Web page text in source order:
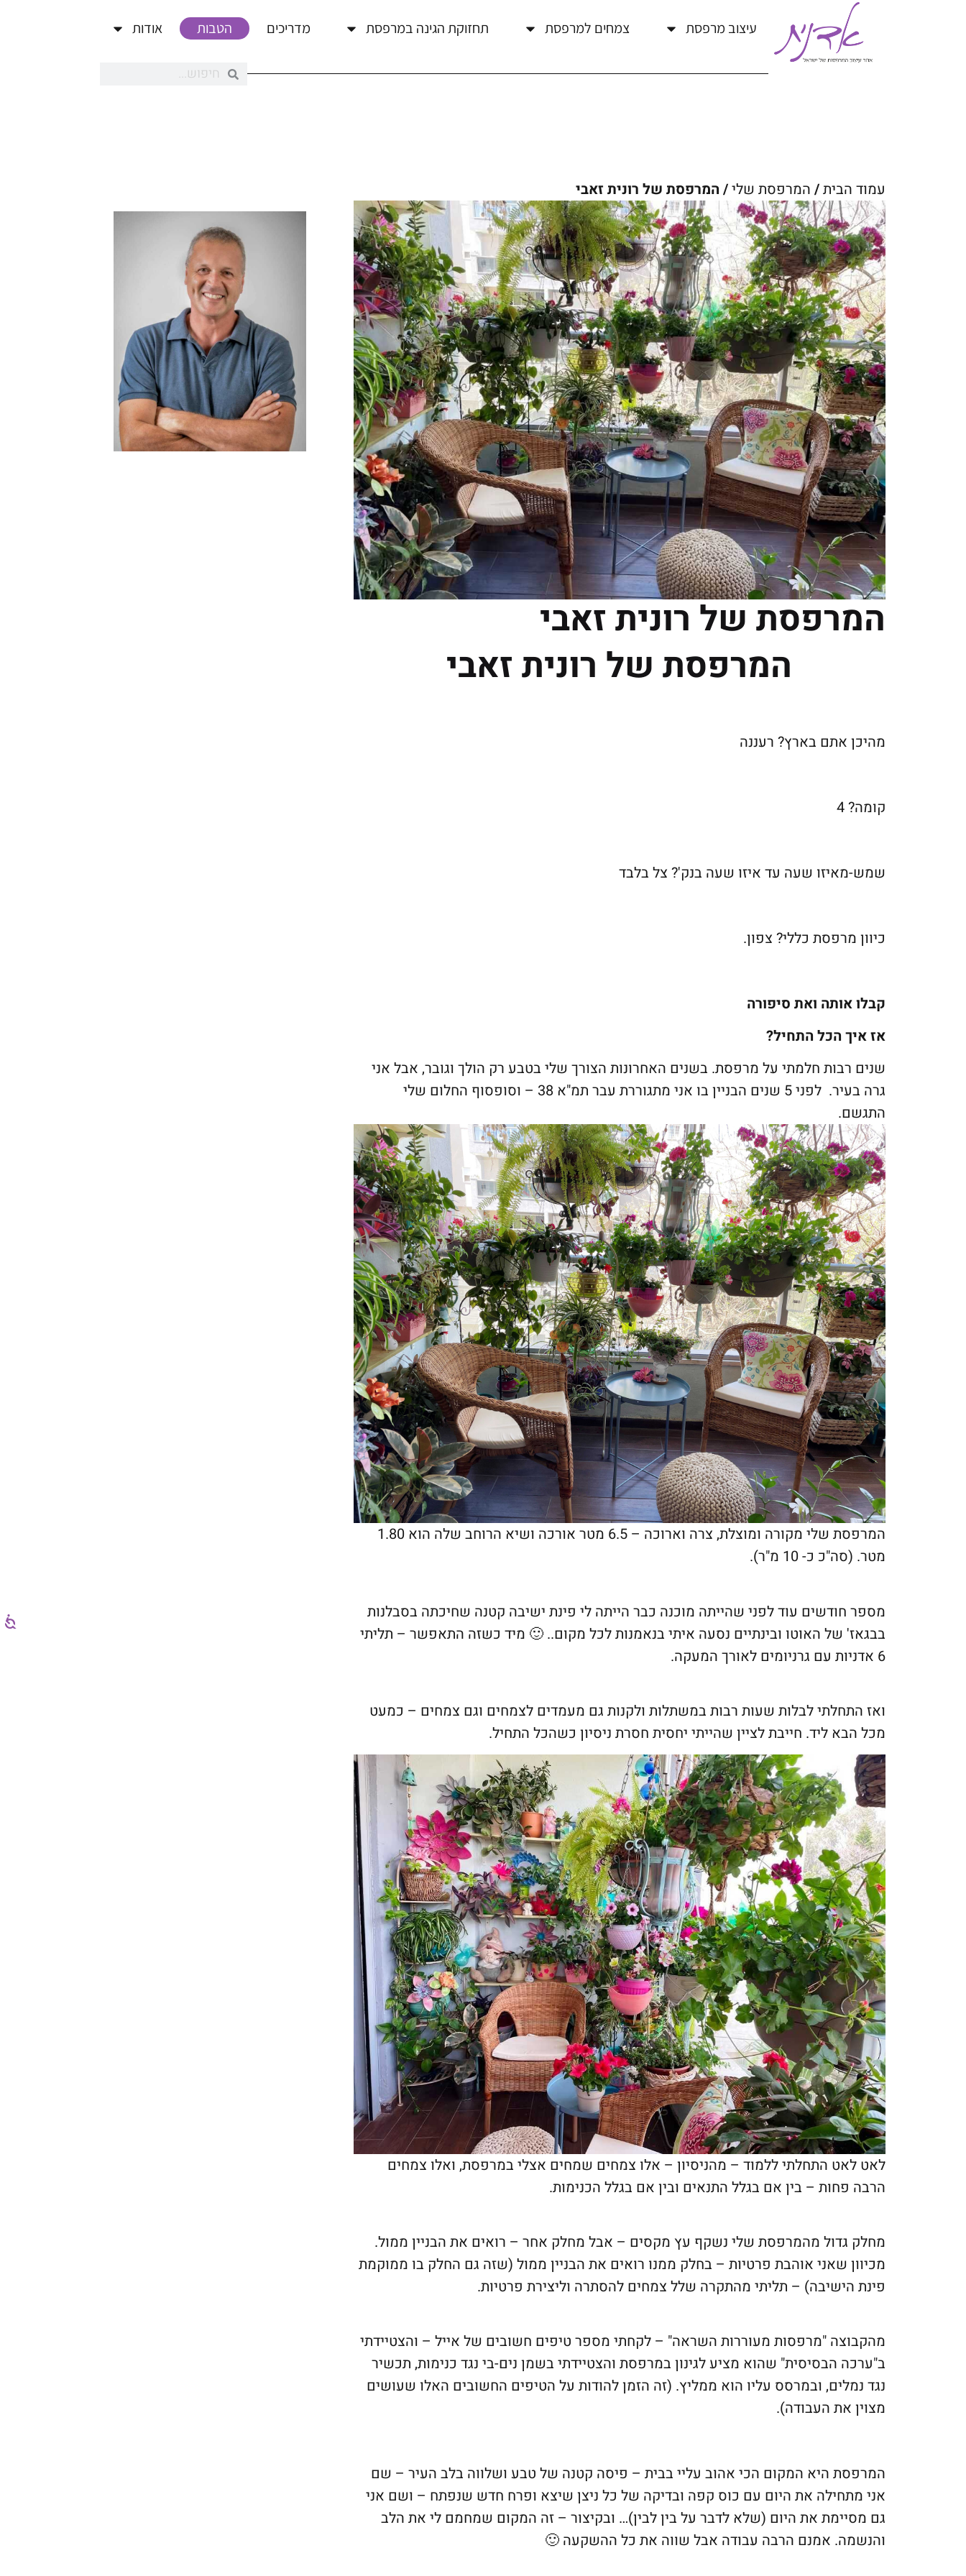
עיצוב מרפסת צמחים למרפסת תחזוקת הגינה במרפסת מדריכים הטבות אודות
עמוד הבית/ המרפסת שלי/ המרפסת של רונית זאבי
המרפסת של רונית זאבי
המרפסת של רונית זאבי
מהיכן אתם בארץ? רעננה
קומה? 4
שמש-מאיזו שעה עד איזו שעה בנק'? צל בלבד
כיוון מרפסת כללי? צפון.
קבלו אותה ואת סיפורה
אז איך הכל התחיל?
שנים רבות חלמתי על מרפסת. בשנים האחרונות הצורך שלי בטבע רק הולך וגובר, אבל אני
גרה בעיר. לפני 5 שנים הבניין בו אני מתגוררת עבר תמ"א 38 – וסופסוף החלום שלי
התגשם.
המרפסת שלי מקורה ומוצלת, צרה וארוכה – 6.5 מטר אורכה ושיא הרוחב שלה הוא 1.80
מטר. (סה"כ כ- 10 מ"ר).
מספר חודשים עוד לפני שהייתה מוכנה כבר הייתה לי פינת ישיבה קטנה שחיכתה בסבלנות
בבגאז' של האוטו ובינתיים נסעה איתי בנאמנות לכל מקום.. 🙂 מיד כשזה התאפשר – תליתי
6 אדניות עם גרניומים לאורך המעקה.
ואז התחלתי לבלות שעות רבות במשתלות ולקנות גם מעמדים לצמחים וגם צמחים – כמעט
מכל הבא ליד. חייבת לציין שהייתי יחסית חסרת ניסיון כשהכל התחיל.
לאט לאט התחלתי ללמוד – מהניסיון – אלו צמחים שמחים אצלי במרפסת, ואלו צמחים
הרבה פחות – בין אם בגלל התנאים ובין אם בגלל הכנימות.
מחלק גדול מהמרפסת שלי נשקף עץ מקסים – אבל מחלק אחר – רואים את הבניין ממול.
מכיוון שאני אוהבת פרטיות – בחלק ממנו רואים את הבניין ממול (שזה גם החלק בו ממוקמת
פינת הישיבה) – תליתי מהתקרה שלל צמחים להסתרה וליצירת פרטיות.
מהקבוצה "מרפסות מעוררות השראה" – לקחתי מספר טיפים חשובים של אייל – והצטיידתי
ב"ערכה הבסיסית" שהוא מציע לגינון במרפסת והצטיידתי בשמן נים-בי נגד כנימות, תכשיר
נגד נמלים, ובמרסס עליו הוא ממליץ. (זה הזמן להודות על הטיפים החשובים האלו שעושים
מצוין את העבודה).
המרפסת היא המקום הכי אהוב עליי בבית – פיסה קטנה של טבע ושלווה בלב העיר – שם
אני מתחילה את היום עם כוס קפה ובדיקה של כל ניצן שיצא ופרח חדש שנפתח – ושם אני
גם מסיימת את היום (שלא לדבר על בין לבין)… ובקיצור – זה המקום שמחמם לי את הלב
והנשמה. אמנם הרבה עבודה אבל שווה את כל ההשקעה 🙂